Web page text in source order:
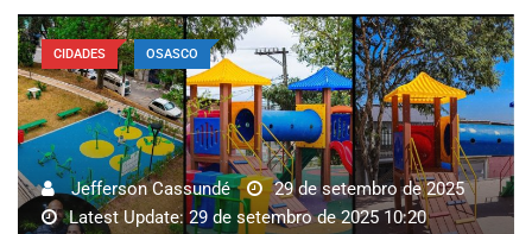
CIDADES OSASCO
Jefferson Cassundé
29 de setembro de 2025
Latest Update: 29 de setembro de 2025 10:20